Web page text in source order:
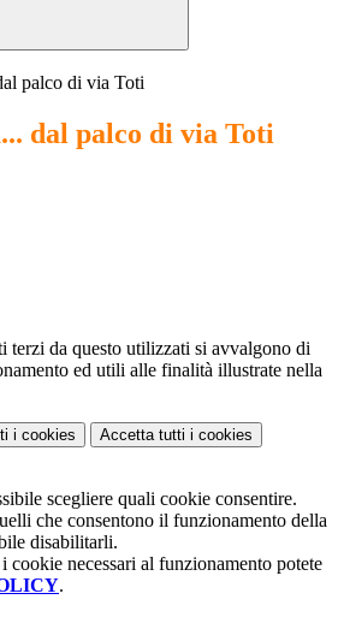
palco di via Toti
dal palco di via Toti
terzi da questo utilizzati si avvalgono di
ed utili alle finalità illustrate nella
i cookies Accetta tutti i cookies
scegliere quali cookie consentire.
che consentono il funzionamento della
disabilitarli.
cookie necessari al funzionamento potete
.